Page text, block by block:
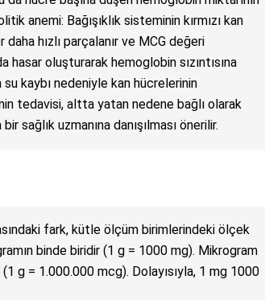
anemi: Bağışıklık sisteminin kırmızı kan
hızlı parçalanır ve MCG değeri
hasar oluşturarak hemoglobin sızıntısına
kaybı nedeniyle kan hücrelerinin
tedavisi, altta yatan nedene bağlı olarak
sağlık uzmanına danışılması önerilir.
fark, kütle ölçüm birimlerindeki ölçek
binde biridir (1 g = 1000 mg). Mikrogram
g = 1.000.000 mcg). Dolayısıyla, 1 mg 1000